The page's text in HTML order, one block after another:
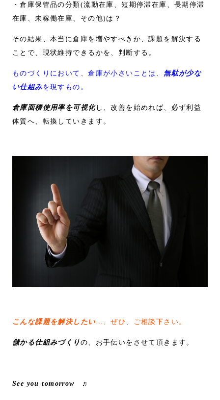
・倉庫保管品の分類(流動在庫、短期停滞在庫、長期停滞
在庫、未稼働在庫、その他)は？
その結果、本当に倉庫を増やすべきか、課題を解決する
ことで、現状維持できるかを、判断する。
ものづくりにおいて、倉庫が小さいことは、 無駄が少な
い仕組みを現すもの。
倉庫面積使用率を可視化し、改善を始めれば、必ず利益
体質へ、転換していきます。
こんな課題を解決したい …、ぜひ、ご相談下さい。
儲かる仕組みづくりの、お手伝いをさせて頂きます。
See you tomorrow ♬